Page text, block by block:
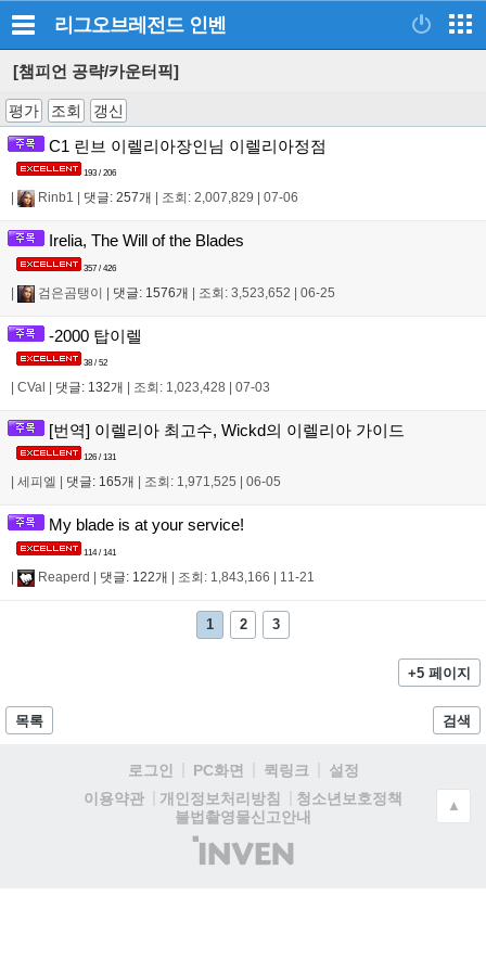
리그오브레전드 인벤
[챔피언 공략/카운터픽]
평가 조회 갱신
C1 린브 이렐리아장인님 이렐리아정점
193 / 206
Rinb1 댓글: 257개 조회: 2,007,829 07-06
Irelia, The Will of the Blades
357 / 426
| 검은곰탱이 | 댓글: 1576개 | 조회: 3,523,652 | 06-25
-2000 탑이렐
38 / 52
CVal 댓글: 132개 조회: 1,023,428 07-03
[번역] 이렐리아 최고수, Wickd의 이렐리아 가이드
126 / 131
세피엘 댓글: 165개 조회: 1,971,525 06-05
My blade is at your service!
114 / 141
| Reaperd | 댓글: 122개 | 조회: 1,843,166 | 11-21
1 2 3
+5 페이지
목록 검색
로그인 PC화면 퀵링크
설정
이용약관
개인정보처리방침
청소년보호정책
불법촬영물신고안내
(주)
인
▲